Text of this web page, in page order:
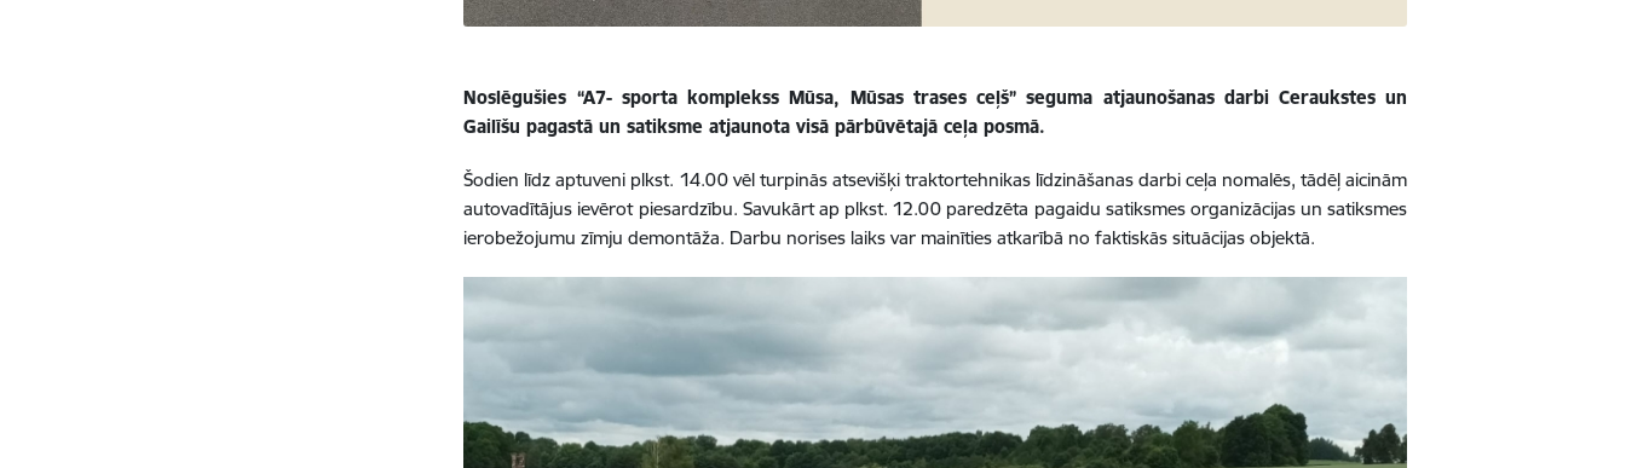
Noslēgušies “A7- sporta komplekss Mūsa, Mūsas trases ceļš” seguma atjaunošanas darbi Ceraukstes un
Gailīšu pagastā un satiksme atjaunota visā pārbūvētajā ceļa posmā.
Šodien līdz aptuveni plkst. 14.00 vēl turpinās atsevišķi traktortehnikas līdzināšanas darbi ceļa nomalēs, tādēļ aicinām
autovadītājus ievērot piesardzību. Savukārt ap plkst. 12.00 paredzēta pagaidu satiksmes organizācijas un satiksmes
ierobežojumu zīmju demontāža. Darbu norises laiks var mainīties atkarībā no faktiskās situācijas objektā.